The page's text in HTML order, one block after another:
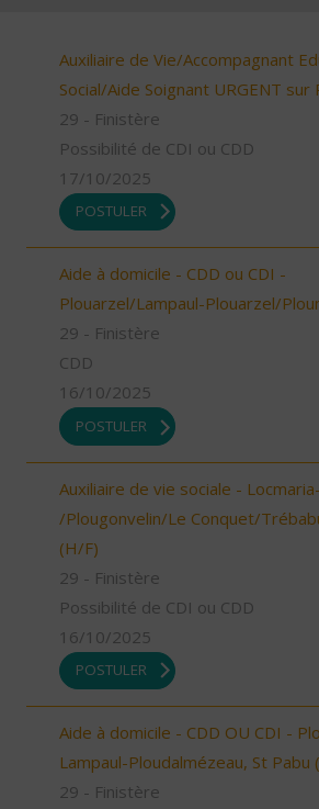
Auxiliaire de Vie/Accompagnant
Social/Aide Soignant URGENT sur
29 - Finistère
Possibilité de CDI ou CDD
17/10/2025
POSTULER
Aide à domicile - CDD ou CDI -
Plouarzel/Lampaul-Plouarzel/
29 - Finistère
CDD
16/10/2025
POSTULER
Auxiliaire de vie sociale -
/Plougonvelin/Le Conquet/
(H/F)
29 - Finistère
Possibilité de CDI ou CDD
16/10/2025
POSTULER
Aide à domicile - CDD OU CDI -
Lampaul-Ploudalmézeau, St Pabu
29 - Finistère